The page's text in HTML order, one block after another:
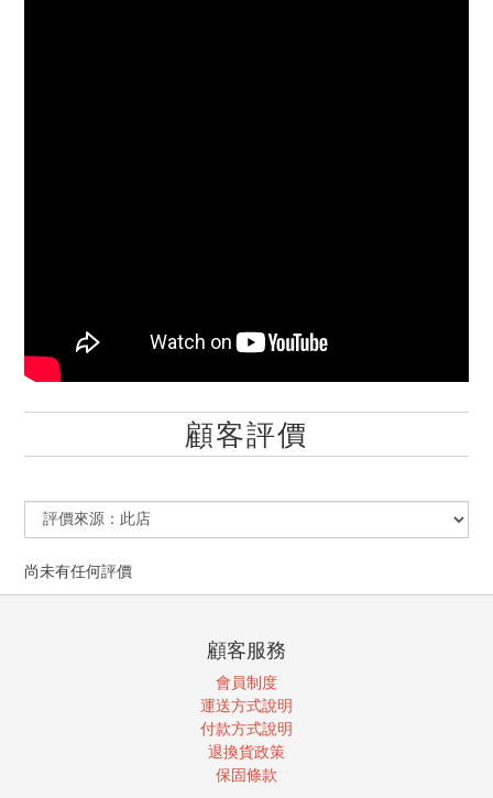
顧客評價
尚未有任何評價
顧客服務
會員制度
運送方式說明
付款方式說明
退換貨政策
保固條款